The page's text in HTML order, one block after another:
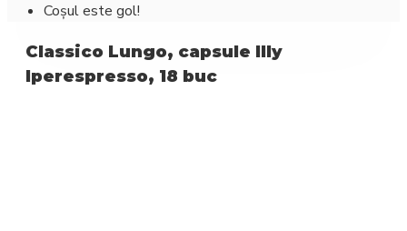
Coșul este gol!
Classico Lungo, capsule Illy
Iperespresso, 18 buc